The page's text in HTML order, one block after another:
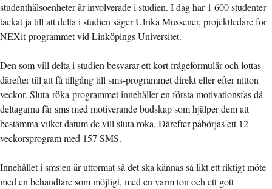
studenthälsoenheter är involverade i studien. I dag har 1 600 studenter
tackat ja till att delta i studien säger Ulrika Müssener, projektledare för
NEXit-programmet vid Linköpings Universitet.
Den som vill delta i studien besvarar ett kort frågeformulär och lottas
därefter till att få tillgång till sms-programmet direkt eller efter nitton
veckor. Sluta-röka-programmet innehåller en första motivationsfas då
deltagarna får sms med motiverande budskap som hjälper dem att
bestämma vilket datum de vill sluta röka. Därefter påbörjas ett 12
veckorsprogram med 157 SMS.
Innehållet i sms:en är utformat så det ska kännas så likt ett riktigt möte
med en behandlare som möjligt, med en varm ton och ett gott